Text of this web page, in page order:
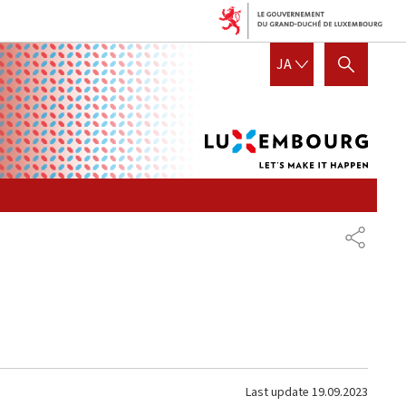
JA 日本語
SHOW HIDE SEARCH
共
有
Last update 19.09.2023